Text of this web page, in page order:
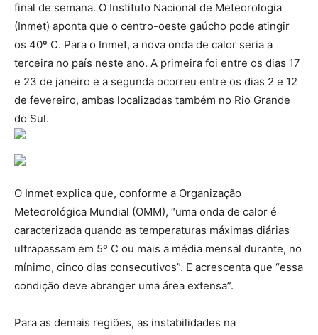
final de semana. O Instituto Nacional de Meteorologia
(Inmet) aponta que o centro-oeste gaúcho pode atingir
os 40º C. Para o Inmet, a nova onda de calor seria a
terceira no país neste ano. A primeira foi entre os dias 17
e 23 de janeiro e a segunda ocorreu entre os dias 2 e 12
de fevereiro, ambas localizadas também no Rio Grande
do Sul.
O Inmet explica que, conforme a Organização
Meteorológica Mundial (OMM), “uma onda de calor é
caracterizada quando as temperaturas máximas diárias
ultrapassam em 5º C ou mais a média mensal durante, no
mínimo, cinco dias consecutivos”. E acrescenta que “essa
condição deve abranger uma área extensa”.
Para as demais regiões, as instabilidades na